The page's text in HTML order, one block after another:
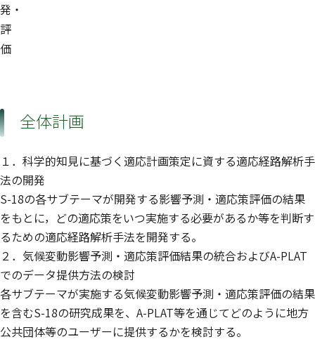
発・
評
価
全体計画
１．科学的知見に基づく適応計画策定に資する適応経路解析手
法の開発
S-18の各サブテーマが開発する影響予測・適応策評価の結果
をもとに，どの適応策をいつ実施する必要があるか等を判断す
るための適応経路解析手法を開発する。
２．気候変動影響予測・適応策評価結果の統合およびA-PLAT
でのデータ提供方法の検討
各サブテーマが実施する気候変動影響予測・適応策評価の結果
を含むS-18の研究成果を、A-PLAT等を通じてどのように地方
公共団体等のユーザーに提供するかを検討する。